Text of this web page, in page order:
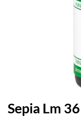
Sepia Lm